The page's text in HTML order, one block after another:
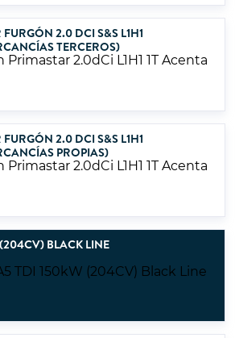
2.0 DCI S&S L1H1
TERCEROS)
2.0 DCI S&S L1H1
PROPIAS)
BLACK LINE